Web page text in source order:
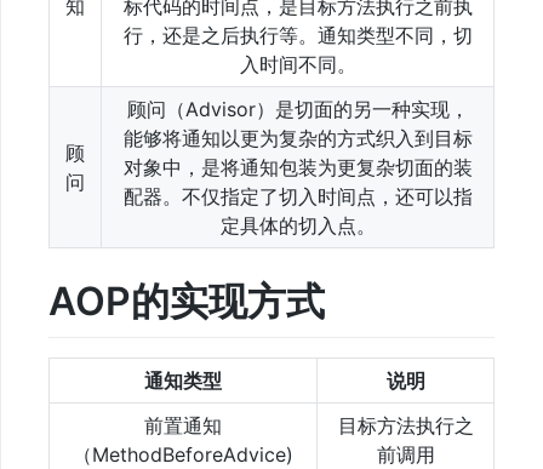
知
标代码的时间点，是目标方法执行之前执
行，还是之后执行等。通知类型不同，切
入时间不同。
顾
问
顾问（Advisor）是切面的另一种实现，
能够将通知以更为复杂的方式织入到目标
对象中，是将通知包装为更复杂切面的装
配器。不仅指定了切入时间点，还可以指
定具体的切入点。
AOP的实现方式
通知类型
说明
前置通知
（MethodBeforeAdvice)
目标方法执行之
前调用